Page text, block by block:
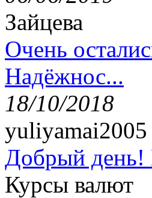
Зайцева
Очень
Надёжнос...
18/10/2018
yuliyamai2005
Добрый день!
Курсы валют